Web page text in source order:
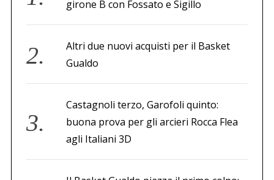
girone B con Fossato e Sigillo
Altri due nuovi acquisti per il Basket
Gualdo
Castagnoli terzo, Garofoli quinto:
buona prova per gli arcieri Rocca Flea
agli Italiani 3D